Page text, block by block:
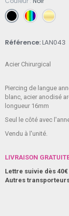
Référence LAN043
Acier Chirurgical
Piercing de langue
blanc, acier anodisé
longueur 16mm
Seul le côté avec
Vendu à l'unité.
LIVRAISON
Lettre suivie dès
Autres